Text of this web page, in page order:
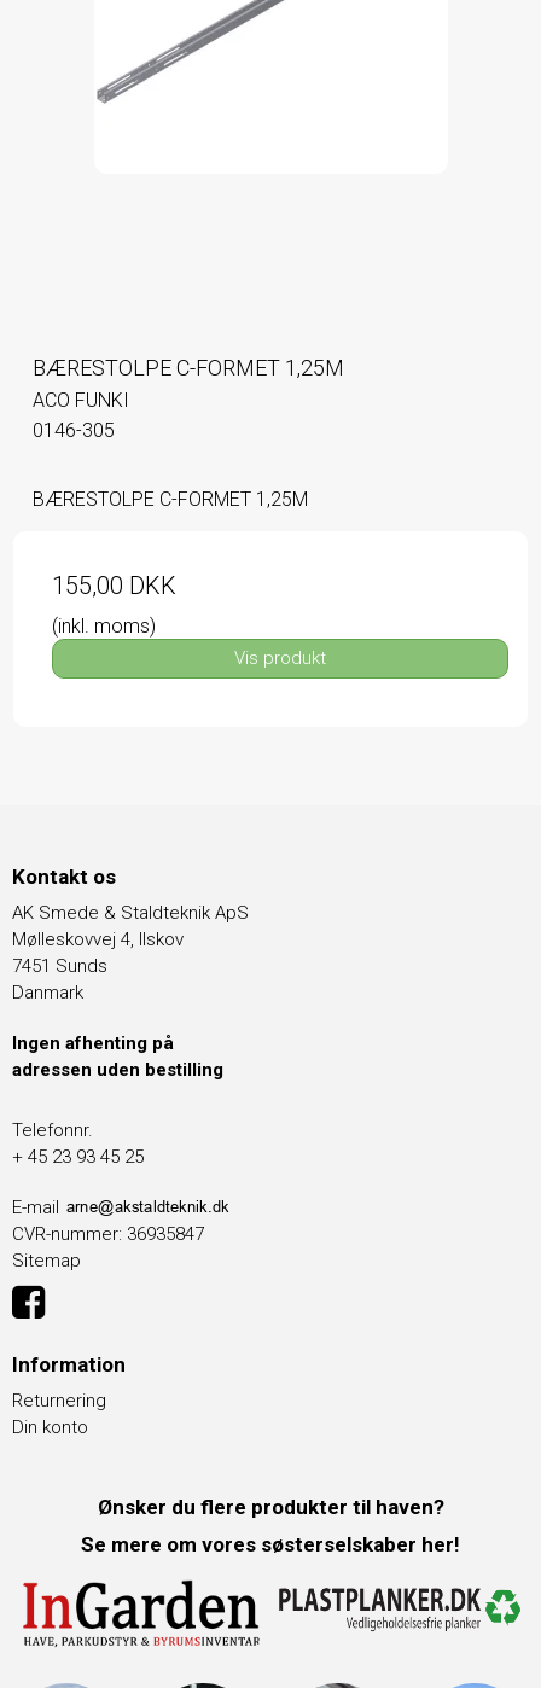
BÆRESTOLPE C-FORMET 1,25M
ACO FUNKI
0146-305
BÆRESTOLPE C-FORMET 1,25M
155,00 DKK
(inkl. moms)
Vis produkt
Kontakt os
AK Smede & Staldteknik ApS
Mølleskovvej 4, Ilskov
7451 Sunds
Danmark
Ingen afhenting på
adressen uden bestilling
Telefonnr.
+ 45 23 93 45 25
E-mail
CVR-nummer: 36935847
Sitemap
Information
Returnering
Din konto
Ønsker du flere produkter til haven?
Se mere om vores søsterselskaber her!